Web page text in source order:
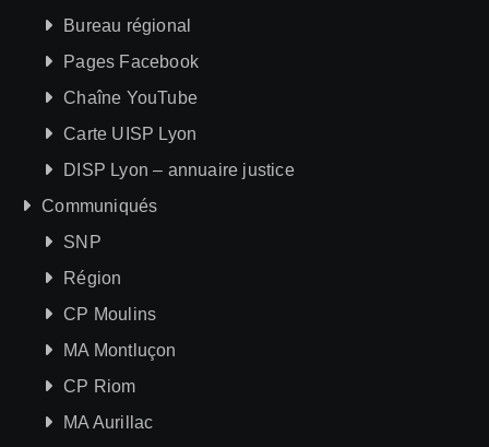
Bureau régional
Pages Facebook
Chaîne YouTube
Carte UISP Lyon
DISP Lyon – annuaire justice
Communiqués
SNP
Région
CP Moulins
MA Montluçon
CP Riom
MA Aurillac